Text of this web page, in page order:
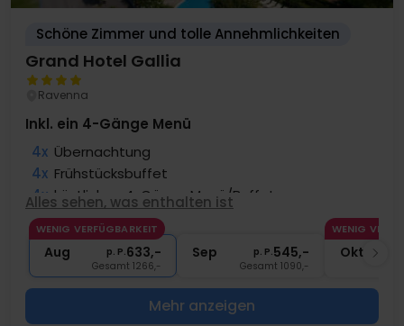
Schöne Zimmer und tolle Annehmlichkeiten
Grand Hotel Gallia
Ravenna
Inkl. ein 4-Gänge Menü
4x Übernachtung
4x Frühstücksbuffet
4x köstliches 4-Gänge Menü/Buffet
∞ Gratis Nutzung des Schwimmbads
∞ Gratis Nutzung Fitness
Alles sehen, was enthalten ist
WENIG VERFÜGBARKEIT
Aug p. P.633,-
Gesamt 1266,-
Sep p. P.545,-
Gesamt 1090,-
WENIG
Okt
Mehr anzeigen